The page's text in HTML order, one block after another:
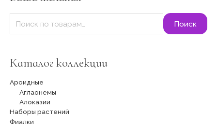
:
Поиск
Каталог коллекции
Ароидные
Аглаонемы
Алоказии
Наборы растений
Фиалки